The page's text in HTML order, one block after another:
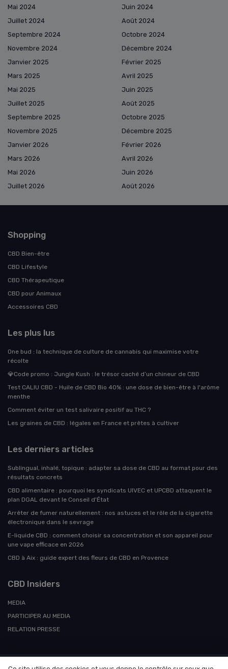
Mai 2024
Juin 2024
Juillet 2024
Août 2024
Septembre 2024
Octobre 2024
Novembre 2024
Décembre 2024
Janvier 2025
Février 2025
Mars 2025
Avril 2025
Mai 2025
Juin 2025
Juillet 2025
Août 2025
Septembre 2025
Octobre 2025
Novembre 2025
Décembre 2025
Janvier 2026
Février 2026
Mars 2026
Avril 2026
Mai 2026
Juin 2026
Juillet 2026
Août 2026
Shopping
CBD Bien-être
CBD Lifestyle
CBD Thérapeutique
CBD pour Animaux
Accessoires CBD
Les plus lus
One bud : la technique de culture de cannabis qui maximise votre
récolte
💎Code promo : Jungle Kush : le trésor caché d’un chineur de CBD
Test CALIU CBD - Huile de CBD Bio 40% : une dose de bien-être à l'arôme
menthe
Comment éviter un test salivaire positif au THC ?
Les graines de CBD : légales en France et prêtes à cultiver
Les derniers articles
Sublingual, inhalé, topique : adapter sa dose de CBD au format pour des
résultats concrets
CBD alimentaire : pourquoi les syndicats UIVEC et UPCBD attaquent le
plan DGAL devant le Conseil d'État
Arrêter de fumer naturellement : nos astuces et le rôle de la cigarette
électronique dans le sevrage
E-liquide CBD : comment choisir sa concentration et son appareil pour
une vape efficace en 2026
CBD à Aix : guide expert des fleurs de CBD en Provence
CBD Insiders
MEDIA
PARTICIPER AU MEDIA
RELATION PRESSE